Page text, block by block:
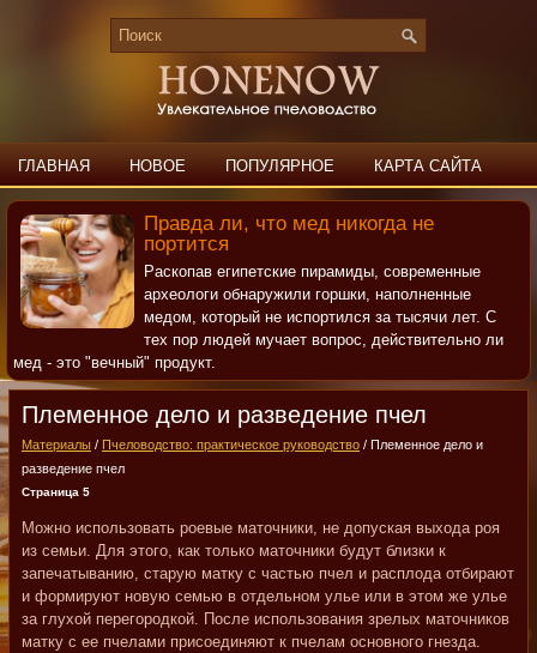
ГЛАВНАЯ НОВОЕ ПОПУЛЯРНОЕ КАРТА САЙТА
ПОИСК КОНТАКТЫ
Правда ли, что мед никогда не
портится
Раскопав египетские пирамиды, современные
археологи обнаружили горшки, наполненные
медом, который не испортился за тысячи лет. С
тех пор людей мучает вопрос, действительно ли
мед - это "вечный" продукт.
Племенное дело и разведение пчел
Материалы / Пчеловодство: практическое руководство / Племенное дело и
разведение пчел
Страница 5
Можно использовать роевые маточники, не допуская выхода роя
из семьи. Для этого, как только маточники будут близки к
запечатыванию, старую матку с частью пчел и расплода отбирают
и формируют новую семью в отдельном улье или в этом же улье
за глухой перегородкой. После использования зрелых маточников
матку с ее пчелами присоединяют к пчелам основного гнезда.